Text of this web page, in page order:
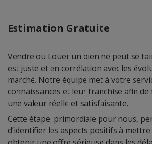
Estimation Gratuite
Vendre ou Louer un bien ne peut se
est juste et en corrélation avec les
marché. Notre équipe met à votre
connaissances et leur franchise afin de
une valeur réelle et satisfaisante.
Cette étape, primordiale pour nous,
d’identifier les aspects positifs à